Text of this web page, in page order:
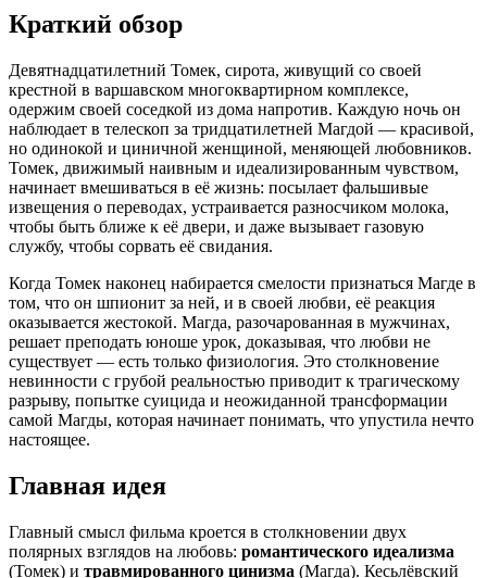
Краткий обзор
Девятнадцатилетний Томек, сирота, живущий со своей
крестной в варшавском многоквартирном комплексе,
одержим своей соседкой из дома напротив. Каждую ночь он
наблюдает в телескоп за тридцатилетней Магдой — красивой,
но одинокой и циничной женщиной, меняющей любовников.
Томек, движимый наивным и идеализированным чувством,
начинает вмешиваться в её жизнь: посылает фальшивые
извещения о переводах, устраивается разносчиком молока,
чтобы быть ближе к её двери, и даже вызывает газовую
службу, чтобы сорвать её свидания.
Когда Томек наконец набирается смелости признаться Магде в
том, что он шпионит за ней, и в своей любви, её реакция
оказывается жестокой. Магда, разочарованная в мужчинах,
решает преподать юноше урок, доказывая, что любви не
существует — есть только физиология. Это столкновение
невинности с грубой реальностью приводит к трагическому
разрыву, попытке суицида и неожиданной трансформации
самой Магды, которая начинает понимать, что упустила нечто
настоящее.
Главная идея
Главный смысл фильма кроется в столкновении двух
полярных взглядов на любовь: романтического идеализма
(Томек) и травмированного цинизма (Магда). Кесьлёвский